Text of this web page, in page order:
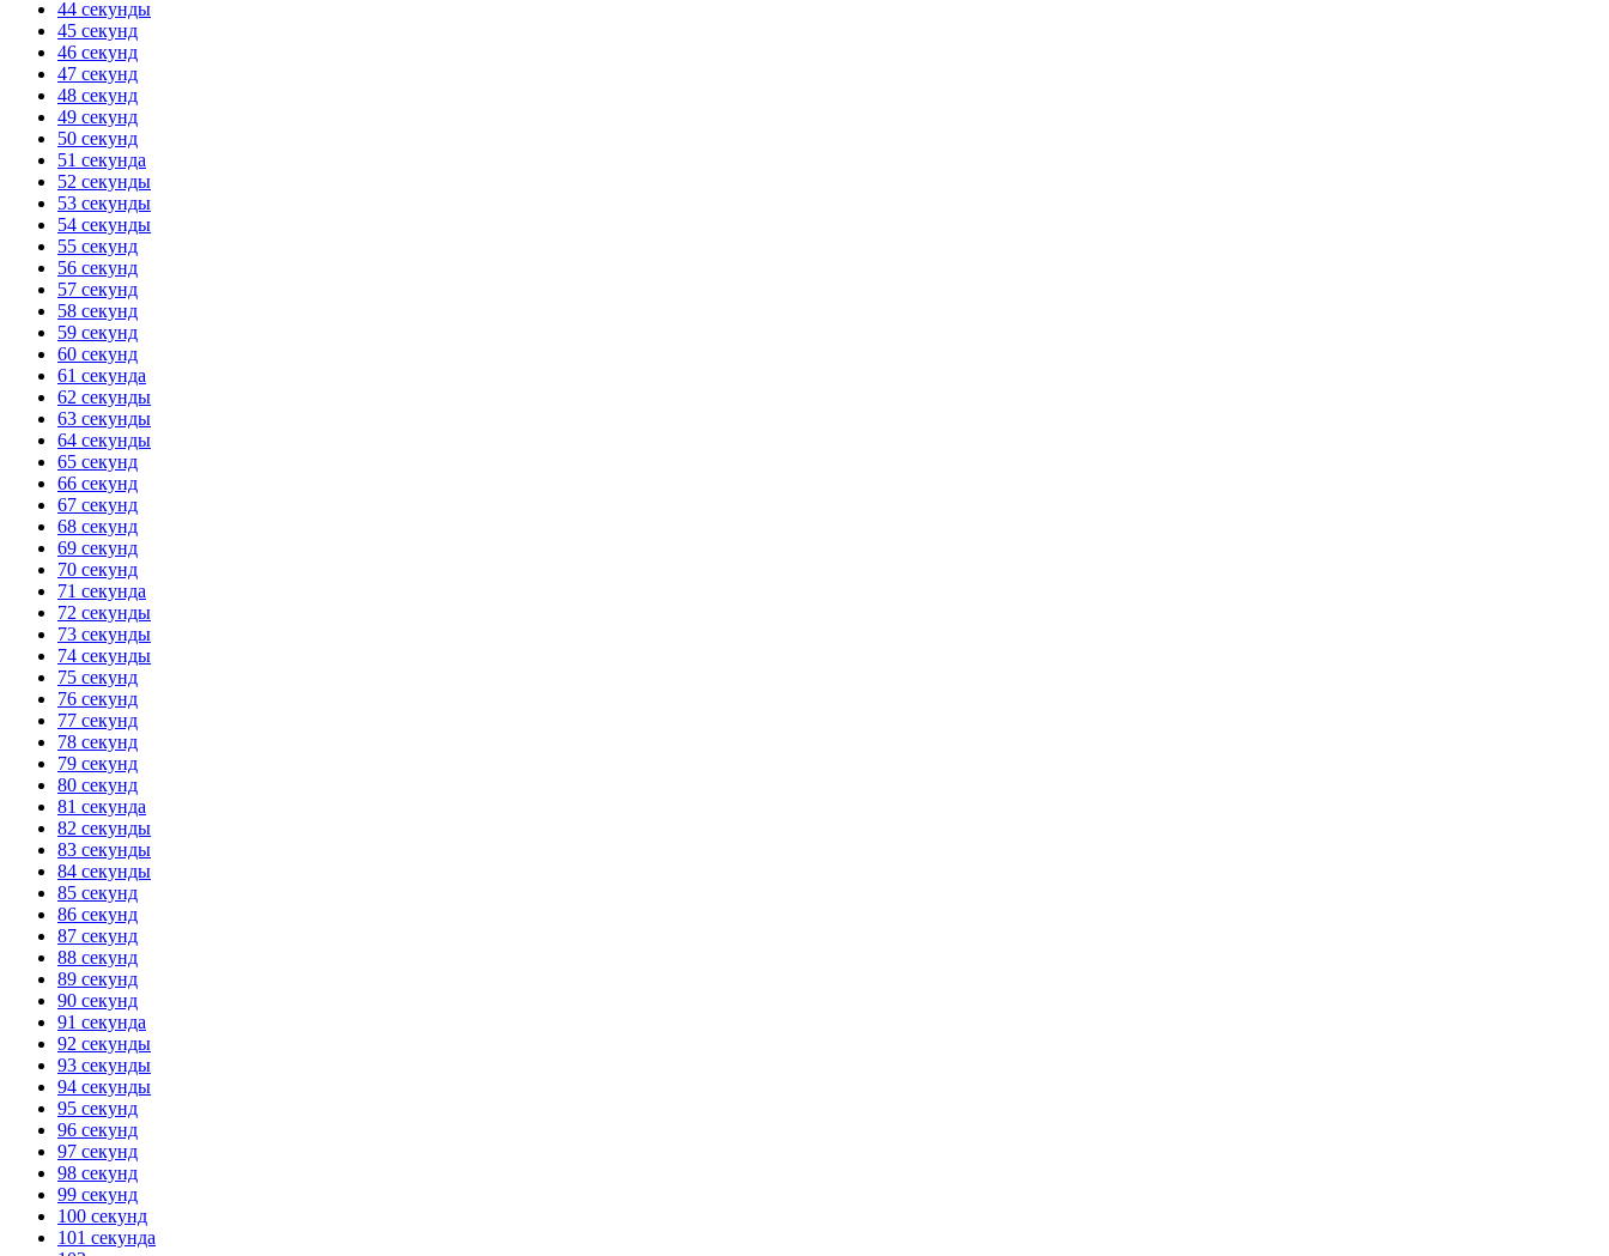
44 секунды
45 секунд
46 секунд
47 секунд
48 секунд
49 секунд
50 секунд
51 секунда
52 секунды
53 секунды
54 секунды
55 секунд
56 секунд
57 секунд
58 секунд
59 секунд
60 секунд
61 секунда
62 секунды
63 секунды
64 секунды
65 секунд
66 секунд
67 секунд
68 секунд
69 секунд
70 секунд
71 секунда
72 секунды
73 секунды
74 секунды
75 секунд
76 секунд
77 секунд
78 секунд
79 секунд
80 секунд
81 секунда
82 секунды
83 секунды
84 секунды
85 секунд
86 секунд
87 секунд
88 секунд
89 секунд
90 секунд
91 секунда
92 секунды
93 секунды
94 секунды
95 секунд
96 секунд
97 секунд
98 секунд
99 секунд
100 секунд
101 секунда